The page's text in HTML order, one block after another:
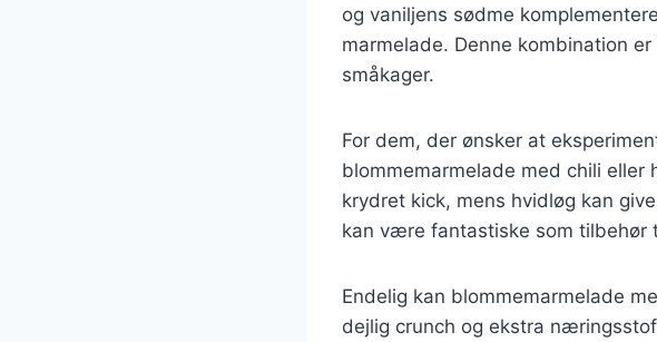
og vaniljens sødme
marmelade. Denne kombination
småkager.
For dem, der ønsker at
blommemarmelade med chili
krydret kick, mens hvidløg kan
kan være fantastiske som tilbehør
Endelig kan blommemarmelade
dejlig crunch og ekstra